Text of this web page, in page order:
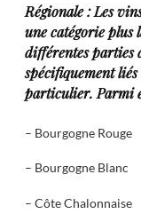
Régionale : Les
une catégorie
différentes parties
spécifiquement
particulier. Parmi
– Bourgogne Rouge
– Bourgogne Blanc
– Côte Chalonnaise